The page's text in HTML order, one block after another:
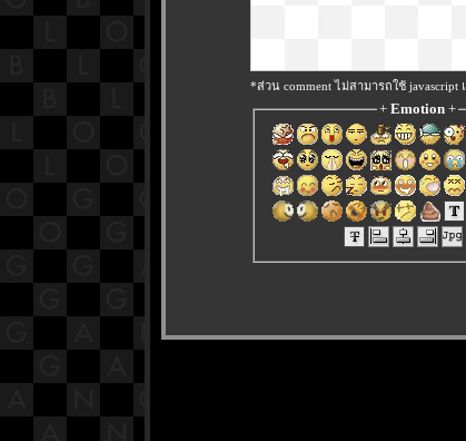
*ส่วน comment ไม่สามารถใช้ javascript
+ Emotion+